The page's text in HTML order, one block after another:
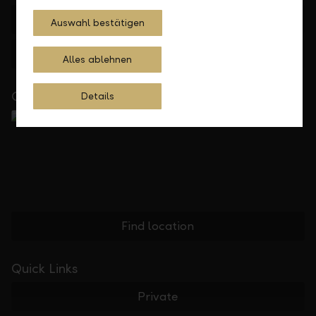
+423 236 88 11
Feedback
Close to you
Find location
Quick Links
Private
Auswahl bestätigen
Alles ablehnen
Details